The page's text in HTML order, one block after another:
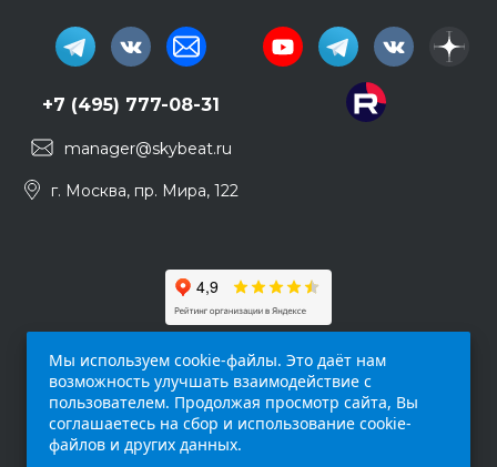
+7 (495) 777-08-31
manager@skybeat.ru
г. Москва, пр. Мира, 122
Мы используем cookie-файлы. Это даёт нам
возможность улучшать взаимодействие с
пользователем. Продолжая просмотр сайта, Вы
соглашаетесь на сбор и использование cookie-
файлов и других данных.